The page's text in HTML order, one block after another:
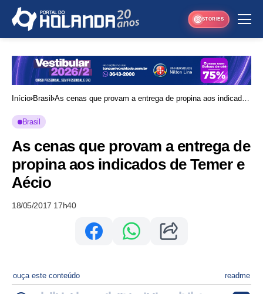
STORIES
Início Brasil As cenas que provam a entrega de propina aos indicados
Brasil
As cenas que provam a entrega de
propina aos indicados de Temer e
Aécio
18/05/2017 17h40
ouça este conteúdo readme